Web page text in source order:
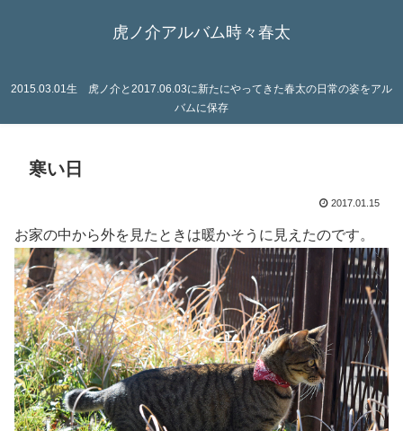
虎ノ介アルバム時々春太
2015.03.01生 虎ノ介と2017.06.03に新たにやってきた春太の日常の姿をアル
バムに保存
寒い日
2017.01.15
お家の中から外を見たときは暖かそうに見えたのです。